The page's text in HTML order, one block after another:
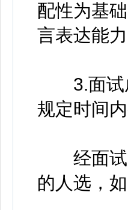
配性为基
言表达能
3.面试成
规定时间
经面试
的人选，